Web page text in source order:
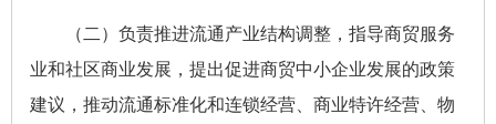
（二）负责推进流通产业结构调整，指导商贸服务
业和社区商业发展，提出促进商贸中小企业发展的政策
建议，推动流通标准化和连锁经营、商业特许经营、物